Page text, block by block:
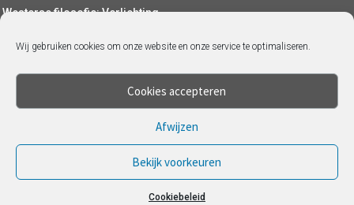
Wij gebruiken cookies om onze website en onze service te optimaliseren.
Cookies accepteren
Afwijzen
Bekijk voorkeuren
Cookiebeleid
Westerse filosofie: Verlichting
Wetenschapsfilosofie
Yoga (als filosofie)